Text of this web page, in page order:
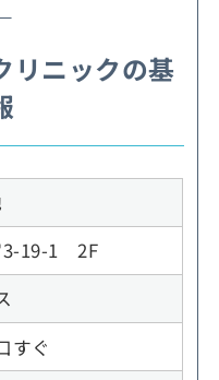
リニックの基
3-19-1 2F
すぐ